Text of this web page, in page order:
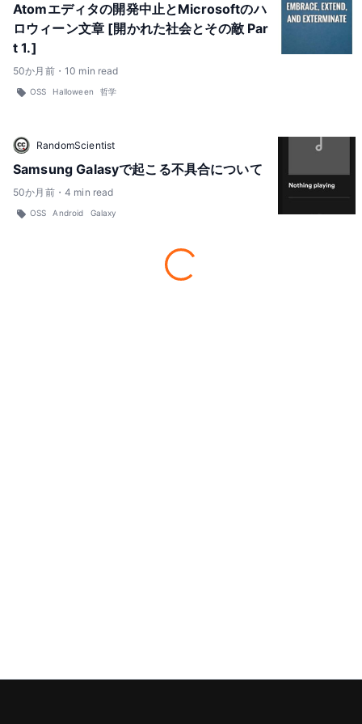
Atomエディタの開発中止とMicrosoftのハ
ロウィーン文章 [開かれた社会とその敵 Par
t 1.]
50か月前・ 10 min read
OSS Halloween 哲学
RandomScientist
Samsung Galasyで起こる不具合について
50か月前・ 4 min read
OSS Android Galaxy